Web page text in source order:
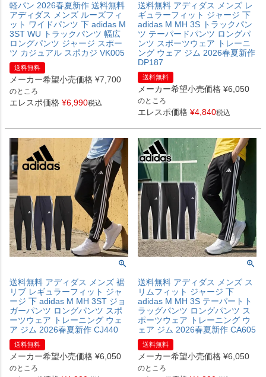
軽パン 2026春夏新作 送料無料
アディダス メンズ ルーズフィ
ット ワイドパンツ 下 adidas M
3ST WU トラックパンツ 幅広
ロングパンツ ジャージ スポー
ツ カジュアル スポカジ VK005
送料無料
メーカー希望小売価格 ¥7,700
のところ
エレスポ価格 ¥6,990税込
送料無料 アディダス メンズ レ
ギュラーフィット ジャージ 下
adidas M MH 3S トラックパン
ツ テーパードパンツ ロングパ
ンツ スポーツウェア トレーニ
ング ウェア ジム 2026春夏新作
DP187
送料無料
メーカー希望小売価格 ¥6,050
のところ
エレスポ価格 ¥4,840税込
送料無料 アディダス メンズ 裾
リブ レギュラーフィット ジャ
ージ 下 adidas M MH 3ST ジョ
ガーパンツ ロングパンツ スポ
ーツウェア トレーニング ウェ
ア ジム 2026春夏新作 CJ440
送料無料
メーカー希望小売価格 ¥6,050
のところ
送料無料 アディダス メンズ ス
リムフィット ジャージ 下
adidas M MH 3S テーパートト
ラッグパンツ ロングパンツ ス
ポーツウェア トレーニング ウ
ェア ジム 2026春夏新作 CA605
送料無料
メーカー希望小売価格 ¥6,050
のところ